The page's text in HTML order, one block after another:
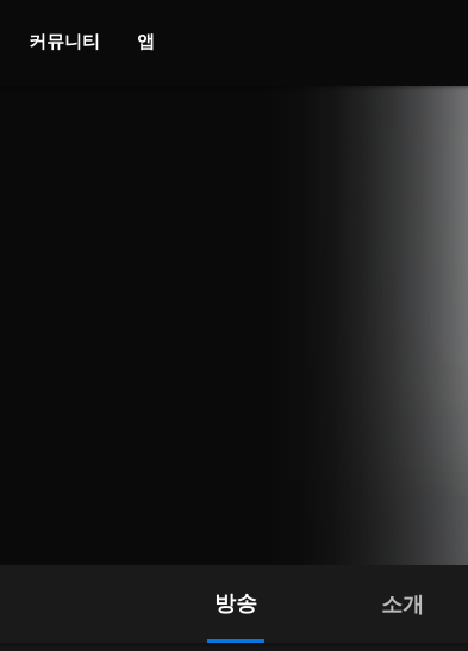
커뮤니티 앱
방송 소개